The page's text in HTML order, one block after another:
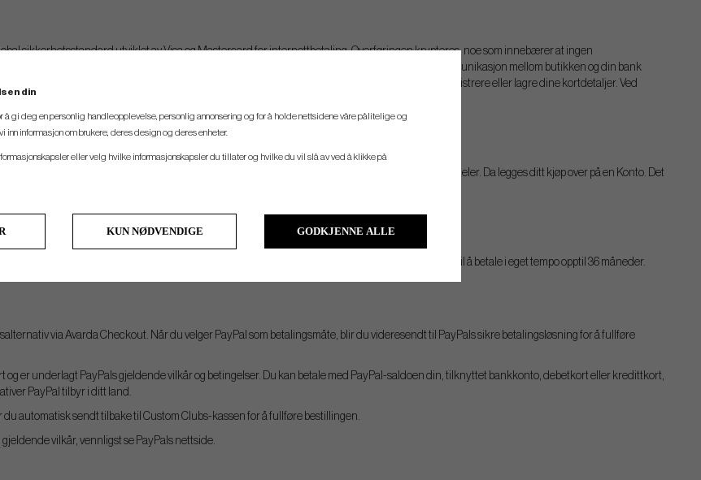
sikkerhetsstandard utviklet av Visa og Mastercard for internettbetaling. Overføringen krypteres, noe som innebærer at ingen
Pengene trekkes fra ditt kort når du godkjenner kjøpet. Betalingen går via Nets. All kommunikasjon mellom butikken og din bank
SSL (Secure Sockets Layer). Vi har dermed aldri tilgang til kortinformasjonen og kan derfor ikke registrere eller lagre dine kortdetaljer. Ved
kortets utløpsdato og CVC/CVV-kode. Vi aksepterer betaling med Visa og Mastercard.
Du kan velge å betale hele fakturabeløpet på en gang, eller søke om å dele opp betalingen i mindre deler. Da legges ditt kjøp over på en Konto. Det
spesifisert på fakturaen.
midten av hver måned, med en administrasjonsavgift på p.t 49 kr. Med delbetaling gis du mulighet til å betale i eget tempo opptil 36 måneder.
via Avarda Checkout. Når du velger PayPal som betalingsmåte, blir du videresendt til PayPals sikre betalingsløsning for å fullføre
og er underlagt PayPals gjeldende vilkår og betingelser. Du kan betale med PayPal-saldoen din, tilknyttet bankkonto, debetkort eller kredittkort,
PayPal tilbyr i ditt land.
automatisk sendt tilbake til Custom Clubs-kassen for å fullføre bestillingen.
vilkår, vennligst se PayPals nettside.
din
å gi deg en personlig handleopplevelse, personlig annonsering og for å holde nettsidene våre pålitelige og
inn informasjon om brukere, deres design og deres enheter.
eller velg hvilke informasjonskapsler du tillater og hvilke du vil slå av ved å klikke på
KUN NØDVENDIGE GODKJENNE ALLE